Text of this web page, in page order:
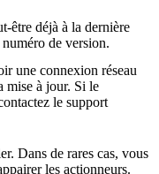
être déjà à la dernière
de version.
une connexion réseau
mise à jour. Si le
le support
Dans de rares cas, vous
les actionneurs.